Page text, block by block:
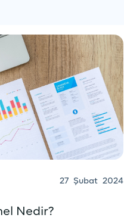
27 Şubat 2024
Nedir?